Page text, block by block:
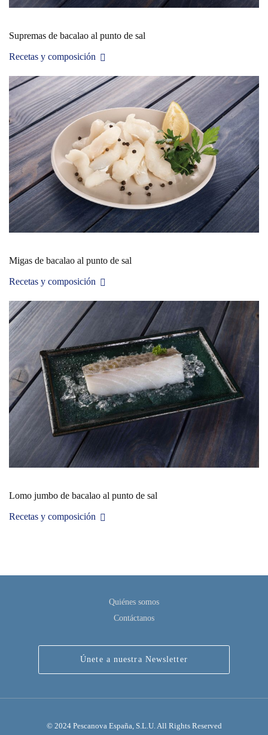
Supremas de bacalao al punto de sal
Recetas y composición
Migas de bacalao al punto de sal
Recetas y composición
Lomo jumbo de bacalao al punto de sal
Recetas y composición
Quiénes somos
Contáctanos
Únete a nuestra Newsletter
© 2024 Pescanova España, S.L.U. All Rights Reserved